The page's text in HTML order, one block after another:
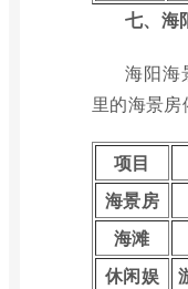
七、海
海阳海
里的海景房
项目
海景房
海滩
休闲娱